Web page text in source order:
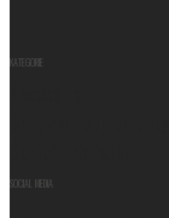
KATEGORIE
SOCIAL MEDIA